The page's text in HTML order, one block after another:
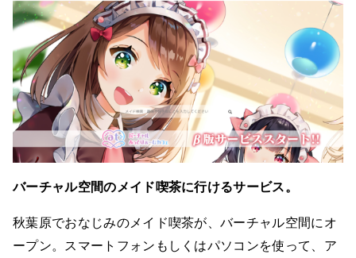
バーチャル空間のメイド喫茶に行けるサービス。
秋葉原でおなじみのメイド喫茶が、バーチャル空間にオ
ープン。スマートフォンもしくはパソコンを使って、ア